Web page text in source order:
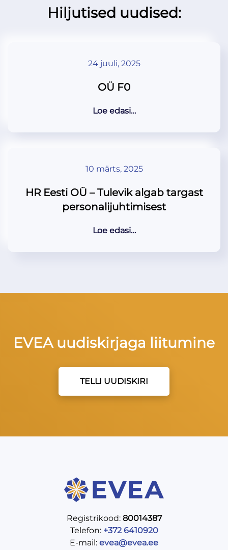
Hiljutised uudised:
24 juuli, 2025
OÜ F0
Loe edasi…
10 märts, 2025
HR Eesti OÜ – Tulevik algab targast
personalijuhtimisest
Loe edasi…
EVEA uudiskirjaga liitumine
TELLI UUDISKIRI
Registrikood: 80014387
Telefon: +372 6410920
E-mail: evea@evea.ee